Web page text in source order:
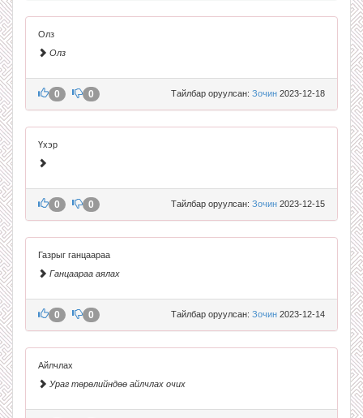
Олз
Олз
Тайлбар оруулсан: Зочин 2023-12-18
0 0
Үхэр
Тайлбар оруулсан: Зочин 2023-12-15
0 0
Газрыг ганцаараа
Ганцаараа аялах
Тайлбар оруулсан: Зочин 2023-12-14
0 0
Айлчлах
Ураг төрөлийндөө айлчлах очих